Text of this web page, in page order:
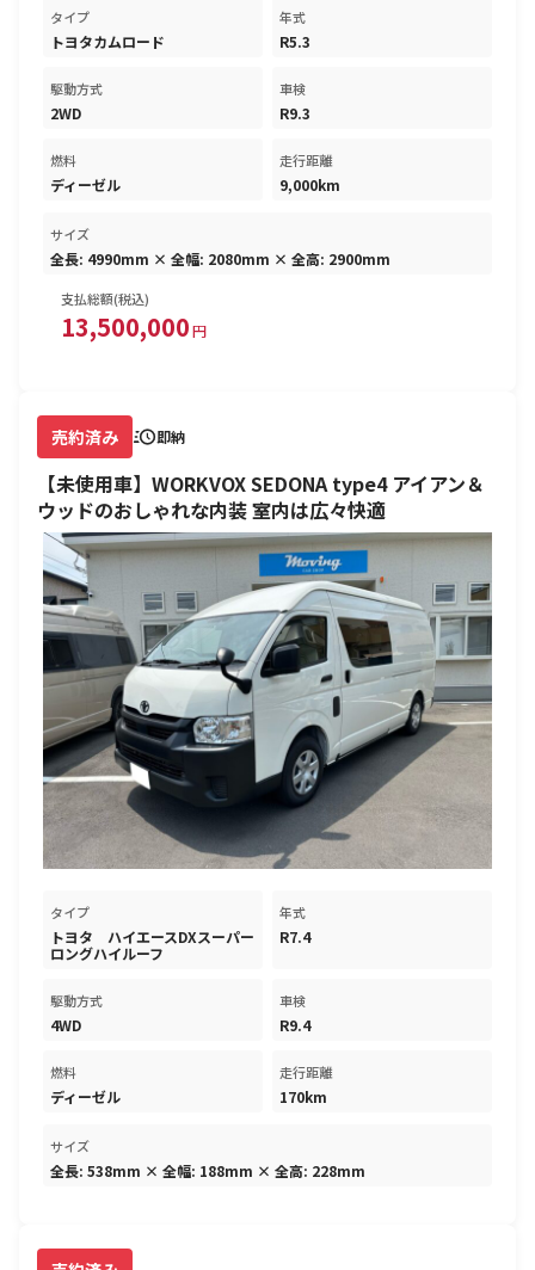
タイプ
トヨタカムロード
年式
R5.3
駆動方式
2WD
車検
R9.3
燃料
ディーゼル
走行距離
9,000km
サイズ
全長: 4990mm × 全幅: 2080mm × 全高: 2900mm
支払総額(税込)
13,500,000円
売約済み 即納
【未使用車】WORKVOX SEDONA type4 アイアン＆
ウッドのおしゃれな内装 室内は広々快適
タイプ
トヨタ ハイエースDXスーパー
ロングハイルーフ
年式
R7.4
駆動方式
4WD
車検
R9.4
燃料
ディーゼル
走行距離
170km
サイズ
全長: 538mm × 全幅: 188mm × 全高: 228mm